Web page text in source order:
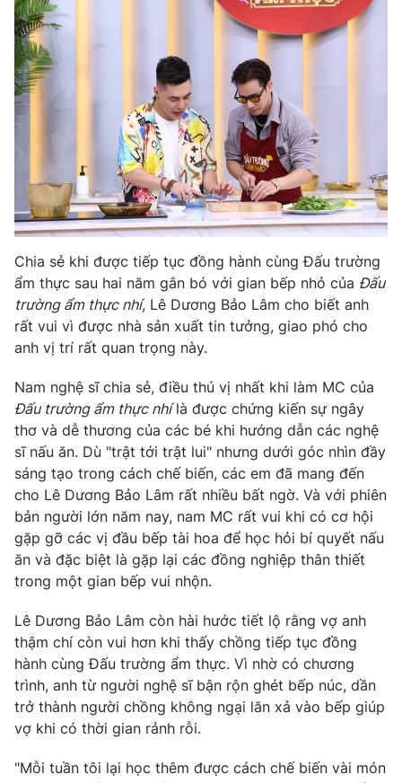
THỜI BÁO VTV
Theo dõi báo trên
Cơ quan chủ quản:Đài Truyền hình Việt Nam
Cơ quan báo chí:Thời báo VTV
Giấy phép hoạt động báo in và báo điện tử số 483/GP-BTTTT
cấp ngày 29/12/2023
Tổng Biên tập:Vũ Thanh Thủy
Phó Tổng Biên tập:Nguyễn Thị Mỹ Hạnh, Phạm Quốc Thắng,
Nguyễn Trọng Ninh
Tổng đài VTV:024.38 355 931 - 024.38 355 932
Ðiện thoại Thời báo VTV:024.66 897 897
Email:toasoan@vtv.vn
Liên hệ quảng cáo:024-7300.7108
® Cấm sao chép dưới mọi hình thức nếu không có sự chấp
thuận bằng văn bản. Ghi rõ nguồn VTV.vn khi phát hành lại
thông tin từ website này.
Chia sẻ khi được tiếp tục đồng hành cùng Đấu trường
ẩm thực sau hai năm gắn bó với gian bếp nhỏ của Đấu
trường ẩm thực nhí, Lê Dương Bảo Lâm cho biết anh
rất vui vì được nhà sản xuất tin tưởng, giao phó cho
anh vị trí rất quan trọng này.
Nam nghệ sĩ chia sẻ, điều thú vị nhất khi làm MC của
Đấu trường ẩm thực nhílà được chứng kiến sự ngây
thơ và dễ thương của các bé khi hướng dẫn các nghệ
sĩ nấu ăn. Dù "trật tới trật lui" nhưng dưới góc nhìn đầy
sáng tạo trong cách chế biến, các em đã mang đến
cho Lê Dương Bảo Lâm rất nhiều bất ngờ. Và với phiên
bản người lớn năm nay, nam MC rất vui khi có cơ hội
gặp gỡ các vị đầu bếp tài hoa để học hỏi bí quyết nấu
ăn và đặc biệt là gặp lại các đồng nghiệp thân thiết
trong một gian bếp vui nhộn.
Lê Dương Bảo Lâm còn hài hước tiết lộ rằng vợ anh
thậm chí còn vui hơn khi thấy chồng tiếp tục đồng
hành cùng Đấu trường ẩm thực. Vì nhờ có chương
trình, anh từ người nghệ sĩ bận rộn ghét bếp núc, dần
trở thành người chồng không ngại lăn xả vào bếp giúp
vợ khi có thời gian rảnh rỗi.
"Mỗi tuần tôi lại học thêm được cách chế biến vài món